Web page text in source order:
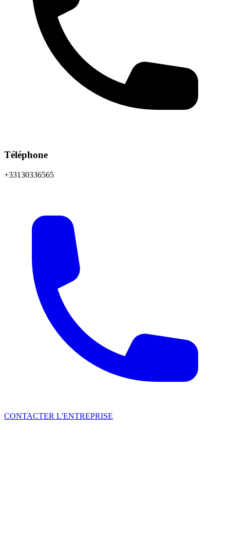
Téléphone
+33130336565
CONTACTER L'ENTREPRISE